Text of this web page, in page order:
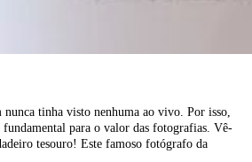
tinha visto nenhuma ao vivo. Por isso,
fundamental para o valor das fotografias . Vê-
tesouro! Este famoso fotógrafo da